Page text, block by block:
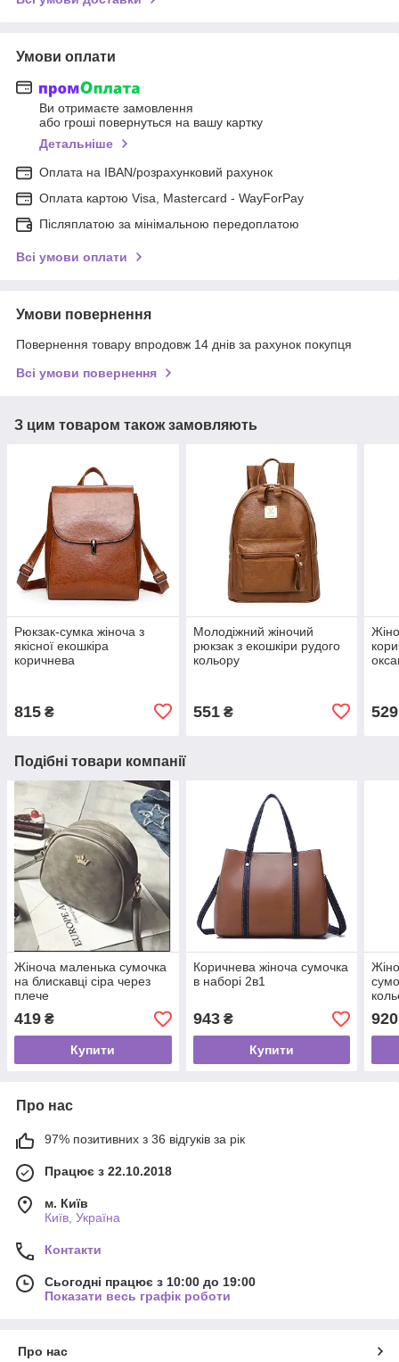
Умови оплати
Ви отримаєте замовлення
або гроші повернуться на вашу картку
Детальніше
Оплата на IBAN/розрахунковий рахунок
Оплата картою Visa, Mastercard - WayForPay
Післяплатою за мінімальною передоплатою
Всі умови оплати
Умови повернення
Повернення товару впродовж 14 днів за рахунок покупця
Всі умови повернення
З цим товаром також замовляють
Рюкзак-сумка жіноча з
якісної екошкіра
коричнева
815 ₴
Молодіжний жіночий
рюкзак з екошкіри рудого
кольору
551₴ 529
Подібні товари компанії
Жіноча маленька сумочка
на блискавці сіра через
плече
419 ₴
Купити
Коричнева жіноча сумочка
в наборі 2в1
943₴
Купити
920
Про нас
97% позитивних з 36 відгуків за рік
Працює з 22.10.2018
м. Київ
Київ, Україна
Контакти
Сьогодні працює з 10:00 до 19:00
Показати весь графік роботи
Про нас